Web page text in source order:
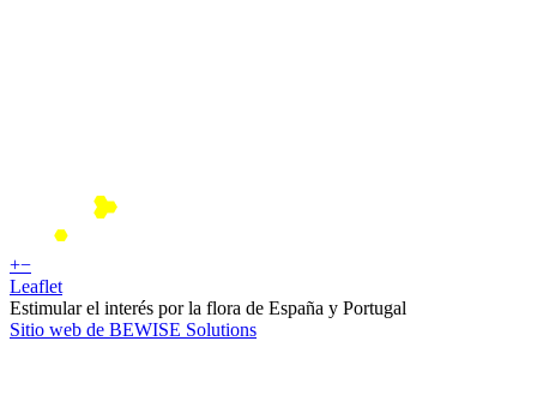
+−
Leaflet
Estimular el interés por la flora de España y Portugal
Sitio web de BEWISE Solutions